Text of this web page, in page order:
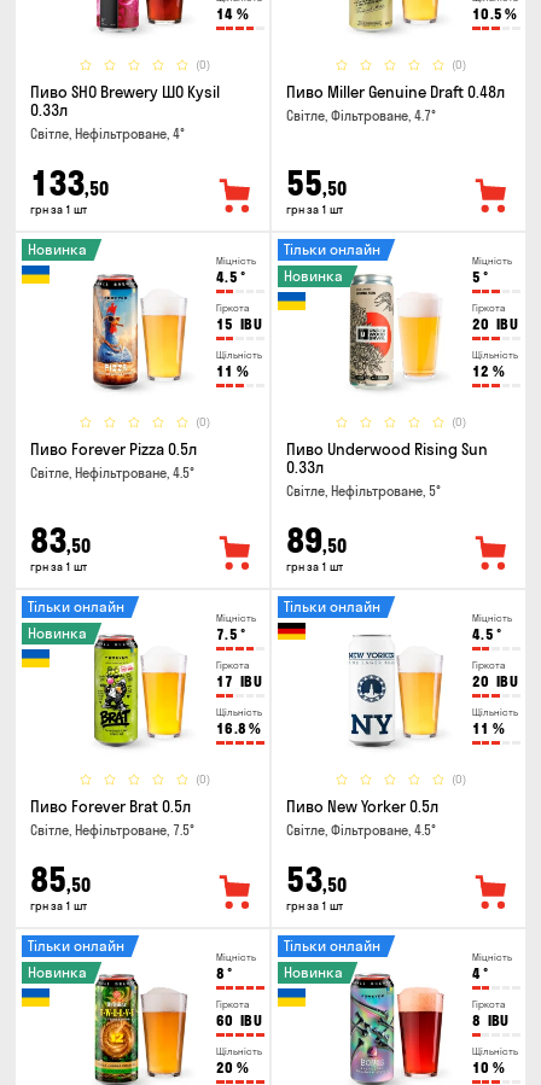
14 %
(0)
Пиво SHO Brewery ШО Kysil
0.33л
Світле, Нефільтроване, 4°
133,50
грн за 1 шт
10.5 %
(0)
Пиво Miller Genuine Draft 0.48л
Світле, Фільтроване, 4.7°
55,50
грн за 1 шт
Міцність
4.5 °
Гіркота
15 IBU
Щільність
11 %
(0)
Новинка
Пиво Forever Pizza 0.5л
Світле, Нефільтроване, 4.5°
83,50
грн за 1 шт
Міцність
5 °
Гіркота
20 IBU
Щільність
12 %
(0)
Тільки онлайн
Новинка
Пиво Underwood Rising Sun
0.33л
Світле, Нефільтроване, 5°
89,50
грн за 1 шт
Міцність
7.5 °
Гіркота
17 IBU
Щільність
16.8 %
(0)
Тільки онлайн
Новинка
Пиво Forever Brat 0.5л
Світле, Нефільтроване, 7.5°
85,50
грн за 1 шт
Міцність
4.5 °
Гіркота
20 IBU
Щільність
11 %
(0)
Тільки онлайн
Пиво New Yorker 0.5л
Світле, Фільтроване, 4.5°
53,50
грн за 1 шт
Міцність
8 °
Гіркота
60 IBU
Щільність
20 %
Тільки онлайн
Новинка
Міцність
4°
Гіркота
8 IBU
Щільність
10 %
Тільки онлайн
Новинка